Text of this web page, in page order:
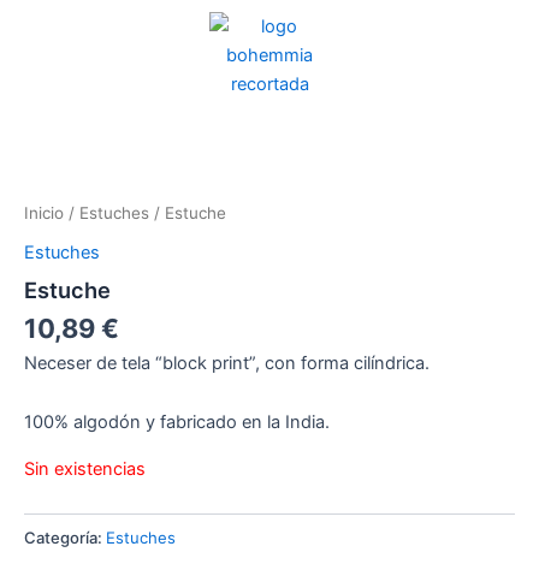
Inicio / Estuches / Estuche
Estuches
Estuche
10,89€
Neceser de tela “block print”, con forma cilíndrica.
100% algodón y fabricado en la India.
Sin existencias
Categoría: Estuches